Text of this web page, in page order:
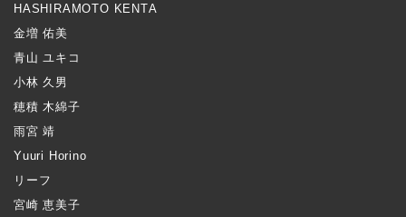
HASHIRAMOTO KENTA
金増 佑美
青山 ユキコ
小林 久男
穂積 木綿子
雨宮 靖
Yuuri Horino
リーフ
宮崎 恵美子